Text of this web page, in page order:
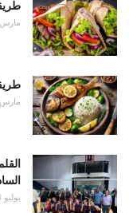
مارس 18, 2025
مارس 19, 2025
يوليو 3, 2025